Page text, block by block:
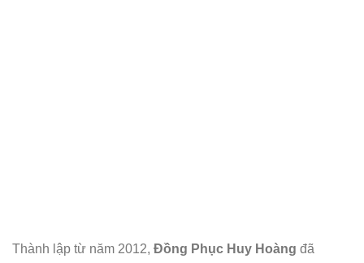
Thành lập từ năm 2012, Đồng Phục Huy Hoàng đã